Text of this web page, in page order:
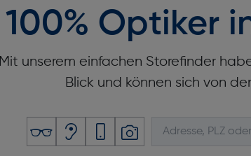
100% Optiker
Mit unserem einfachen Storefinder
Blick und können sich von